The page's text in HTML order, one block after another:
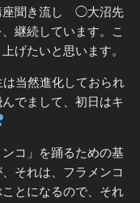
座聞き流し ◯大沼先
継続しています。こ
げたいと思います。
当然進化しておられ
でまして、初日はキ
コ」を踊るための基
それは、フラメンコ
とになるので、それ